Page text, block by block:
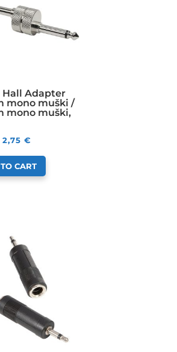
Hall Adapter
mono muški /
mono muški,
2,75€
CART